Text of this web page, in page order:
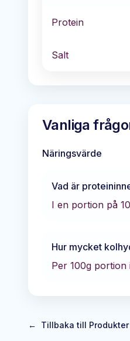
Protein
Salt
Vanliga
Näringsvärde
Vad är
I en portion på
Hur mycket
Per 100g portion
← Tillbaka till Produkter